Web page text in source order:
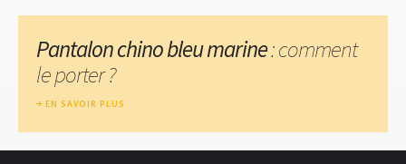
Pantalon chino bleu marine: comment
le porter ?
EN SAVOIR PLUS